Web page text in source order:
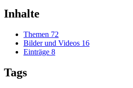
Inhalte
Themen 72
Bilder und Videos 16
Einträge 8
Tags